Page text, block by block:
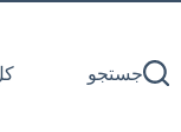
جستجو